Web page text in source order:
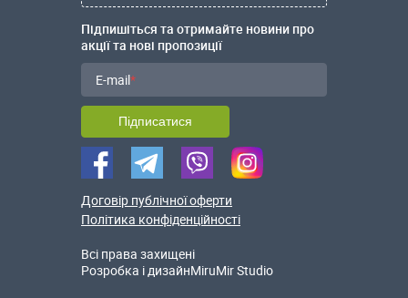
Підпишіться та отримайте новини про
акції та нові пропозиції
E-mail
Підписатися
Договір публічної оферти
Політика конфіденційності
Всі права захищені
Розробка і дизайнMiruMir Studio